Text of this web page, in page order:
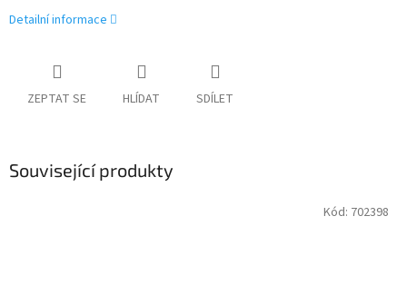
Detailní informace
ZEPTAT SE HLÍDAT SDÍLET
Související produkty
Kód: 702398